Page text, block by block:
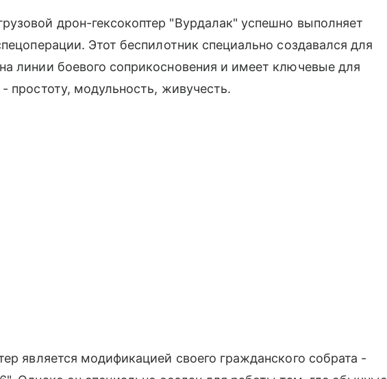
дрон-гексокоптер "Вурдалак" успешно выполняет
Этот беспилотник специально создавался для
линии боевого соприкосновения и имеет ключевые для
простоту, модульность, живучесть.
является модификацией своего гражданского собрата -